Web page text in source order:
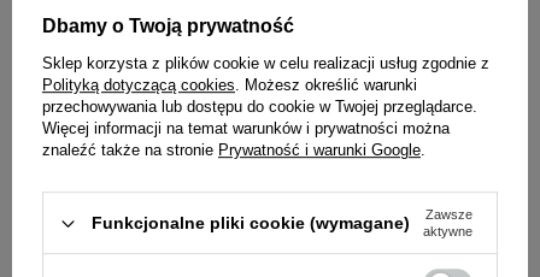
Dolina Noteci Premium
Karma suszona dla kota po
sterylizacji mix zestaw 2 x 2
Karma mokra dla kota
Luger's Daily Pleasures z
białą rybą 185 g
Dbamy o Twoją prywatność
Sklep korzysta z plików cookie w celu realizacji usług zgodnie z
Polityką dotyczącą cookies. Możesz określić warunki
przechowywania lub dostępu do cookie w Twojej przeglądarce.
Więcej informacji na temat warunków i prywatności można
znaleźć także na stronie Prywatność i warunki Google.
Funkcjonalne pliki cookie (wymagane)
Zawsze
aktywne